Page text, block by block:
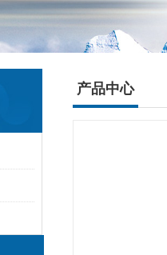
产品中心